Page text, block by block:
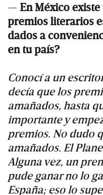
— En México
premios literarios
dados a
en tu país?
Conocí a un
decía que los
amañados, hasta
importante y
premios. No dudo
amañados. El
Alguna vez, un
pude ganar no lo
España; eso lo